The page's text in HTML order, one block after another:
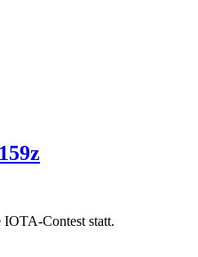
IOTA-Contest statt.